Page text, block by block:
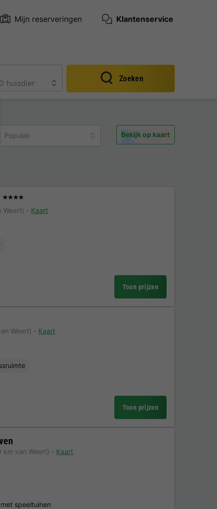
Mijn reserveringen Klantenservice
Zoeken
Populair Bekijk op kaart
★★★★
Weert)
Kaart
Toon prijzen
Weert)
Kaart
Toon prijzen
km van Weert)
Kaart
speeltuinen